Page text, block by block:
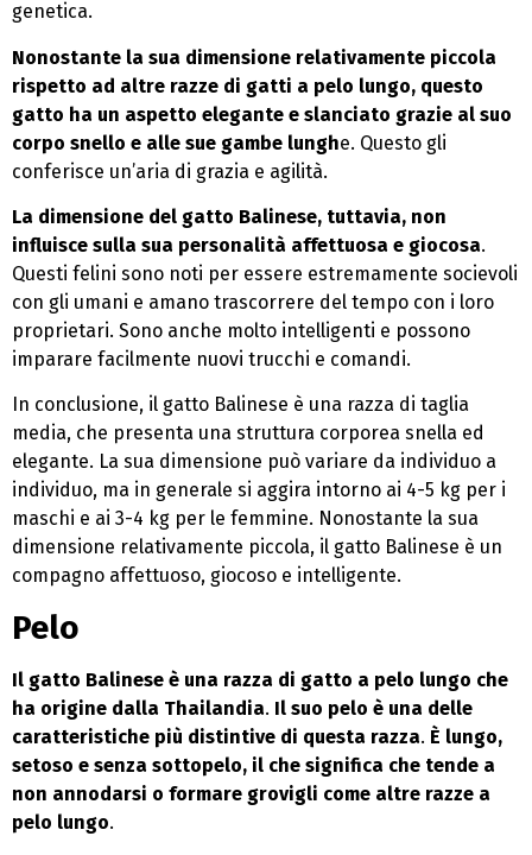
genetica.
Nonostante la sua dimensione relativamente piccola
rispetto ad altre razze di gatti a pelo lungo, questo
gatto ha un aspetto elegante e slanciato grazie al suo
corpo snello e alle sue gambe lunghe. Questo gli
conferisce un’aria di grazia e agilità.
La dimensione del gatto Balinese, tuttavia, non
influisce sulla sua personalità affettuosa e giocosa.
Questi felini sono noti per essere estremamente socievoli
con gli umani e amano trascorrere del tempo con i loro
proprietari. Sono anche molto intelligenti e possono
imparare facilmente nuovi trucchi e comandi.
In conclusione, il gatto Balinese è una razza di taglia
media, che presenta una struttura corporea snella ed
elegante. La sua dimensione può variare da individuo a
individuo, ma in generale si aggira intorno ai 4-5 kg per i
maschi e ai 3-4 kg per le femmine. Nonostante la sua
dimensione relativamente piccola, il gatto Balinese è un
compagno affettuoso, giocoso e intelligente.
Pelo
Il gatto Balinese è una razza di gatto a pelo lungo che
ha origine dalla Thailandia. Il suo pelo è una delle
caratteristiche più distintive di questa razza. È lungo,
setoso e senza sottopelo, il che significa che tende a
non annodarsi o formare grovigli come altre razze a
pelo lungo.